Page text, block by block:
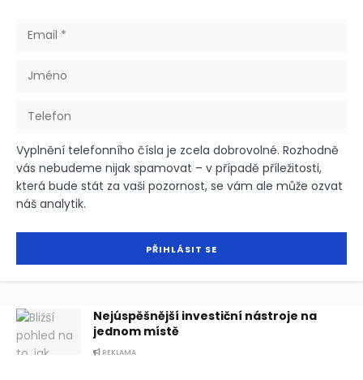
Vyplnění telefonního čísla je zcela dobrovolné. Rozhodně
vás nebudeme nijak spamovat – v případě příležitosti,
která bude stát za vaši pozornost, se vám ale může ozvat
náš analytik.
Nejúspěšnější investiční nástroje na
jednom místě
REKLAMA